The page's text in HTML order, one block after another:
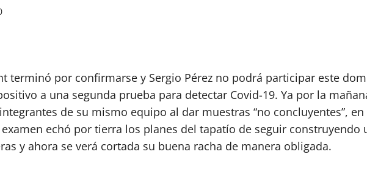
terminó por confirmarse y Sergio Pérez no podrá participar este
a una segunda prueba para detectar Covid-19. Ya por la
de su mismo equipo al dar muestras “no concluyentes”,
echó por tierra los planes del tapatío de seguir construyendo
y ahora se verá cortada su buena racha de manera obligada.